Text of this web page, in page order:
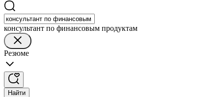
консультант по финансовым продуктам
Резюме
Найти